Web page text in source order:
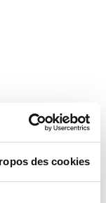
des cookies